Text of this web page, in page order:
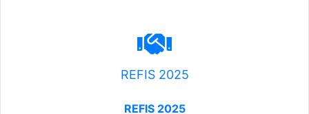
REFIS 2025
REFIS 2025